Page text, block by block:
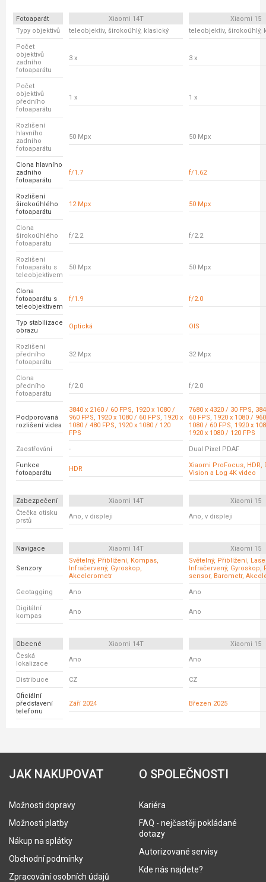
Fotoaparát Xiaomi 14T
Xiaomi 15
Typy objektivů
teleobjektiv, širokoúhlý, klasický teleobjektiv, širokoúhlý,
Počet
objektivů
zadního
fotoaparátu
3 x 3 x
Počet
objektivů
předního
fotoaparátu
1 x 1 x
Rozlišení
hlavního
zadního
fotoaparátu
50 Mpx 50 Mpx
Clona hlavního
zadního
fotoaparátu
f/1.7 f/1.62
Rozlišení
širokoúhlého
fotoaparátu
12 Mpx 50 Mpx
Clona
širokoúhlého
fotoaparátu
f/2.2 f/2.2
Rozlišení
fotoaparátu s
teleobjektivem
50 Mpx 50 Mpx
Clona
fotoaparátu s
teleobjektivem
f/1.9 f/2.0
Typ stabilizace
obrazu
Optická OIS
Rozlišení
předního
fotoaparátu
32 Mpx 32 Mpx
Clona
předního
fotoaparátu
f/2.0 f/2.0
Podporovaná
rozlišení videa
3840 x 2160 / 60 FPS, 1920 x 1080 /
960 FPS, 1920 x 1080 / 60 FPS, 1920 x
1080 / 480 FPS, 1920 x 1080 / 120
FPS
7680 x 4320 / 30 FPS,
60 FPS, 1920 x 1080 /
1080 / 60 FPS, 1920 x
1920 x 1080 / 120 FPS
Zaostřování - Dual Pixel PDAF
Funkce
fotoaparátu
HDR
Xiaomi ProFocus, HDR,
Vision a Log 4K video
Zabezpečení Xiaomi 14T
Xiaomi 15
Čtečka otisku
prstů
Ano, v displeji Ano, v displeji
Navigace Xiaomi 14T Xiaomi 15
Senzory
Světelný, Přiblížení, Kompas,
Infračervený, Gyroskop,
Akcelerometr
Světelný, Přiblížení,
Infračervený, Gyroskop,
sensor, Barometr,
Geotagging Ano Ano
Digitální
kompas
Ano Ano
Obecné Xiaomi 14T
Xiaomi 15
Česká
lokalizace
Ano Ano
Distribuce CZ CZ
Oficiální
představení
telefonu
Září 2024 Březen 2025
JAK NAKUPOVAT
Možnosti dopravy
Možnosti platby
Nákup na splátky
Obchodní podmínky
Zpracování osobních údajů
O SPOLEČNOSTI
Kariéra
FAQ - nejčastěji pokládané
dotazy
Autorizované servisy
Kde nás najdete?